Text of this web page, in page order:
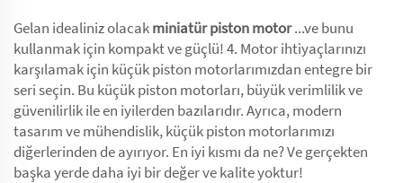
Gelan idealiniz olacakminiatür piston motor...ve bunu
kullanmak için kompakt ve güçlü! 4. Motor ihtiyaçlarınızı
karşılamak için küçük piston motorlarımızdan entegre bir
seri seçin. Bu küçük piston motorları, büyük verimlilik ve
güvenilirlik ile en iyilerden bazılarıdır. Ayrıca, modern
tasarım ve mühendislik, küçük piston motorlarımızı
diğerlerinden de ayırıyor. En iyi kısmı da ne? Ve gerçekten
başka yerde daha iyi bir değer ve kalite yoktur!